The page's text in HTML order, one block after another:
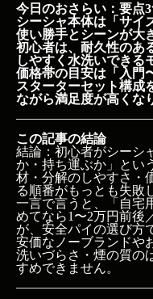
今日のおさらい：要点
シーシャ本体は「サイ
使い勝手とシーンが大
初心者は、耐久性のあ
しやすく水洗いできる
価格帯の目安は「入門
スターターセット構成
ながら満足度が高くな
この記事の結論
結論：初心者がシーシ
か・持ち運ぶか」とい
材・分解のしやすさ・
る順番がもっとも失敗
一言で言うと、「自宅
めてなら1〜2万円前後
が、安全パイの選び方
安価なノーブランドや
洗いづらさ・煙の質の
すめできません。